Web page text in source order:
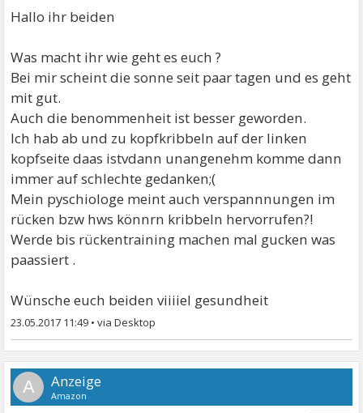
Hallo ihr beiden
Was macht ihr wie geht es euch ?
Bei mir scheint die sonne seit paar tagen und es geht
mit gut.
Auch die benommenheit ist besser geworden.
Ich hab ab und zu kopfkribbeln auf der linken
kopfseite daas istvdann unangenehm komme dann
immer auf schlechte gedanken;(
Mein pyschiologe meint auch verspannnungen im
rücken bzw hws könnrn kribbeln hervorrufen?!
Werde bis rückentraining machen mal gucken was
paassiert .
Wünsche euch beiden viiiiel gesundheit
23.05.2017 11:49 •
A